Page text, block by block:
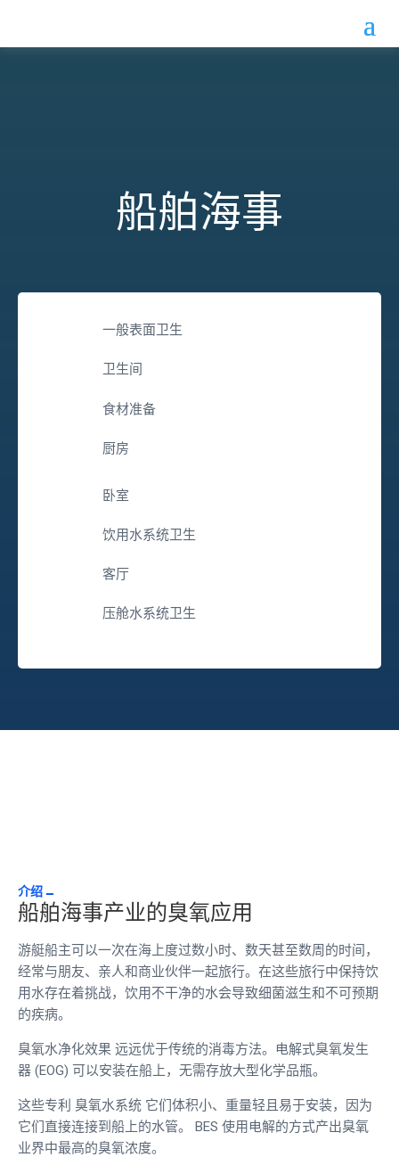
船舶海事
一般表面卫生
卫生间
食材准备
厨房
卧室
饮用水系统卫生
客厅
压舱水系统卫生
介绍
船舶海事产业的臭氧应用
游艇船主可以一次在海上度过数小时、数天甚至数周的时间，
经常与朋友、亲人和商业伙伴一起旅行。 在这些旅行中保持饮
用水存在着挑战，饮用不干净的水会导致细菌滋生和不可预期
的疾病。
臭氧水净化效果 远远优于传统的消毒方法。电解式臭氧发生
器 (EOG) 可以安装在船上，无需存放大型化学品瓶。
这些专利 臭氧水系统 它们体积小、重量轻且易于安装，因为
它们直接连接到船上的水管。 BES 使用电解的方式产出臭氧
业界中最高的臭氧浓度。